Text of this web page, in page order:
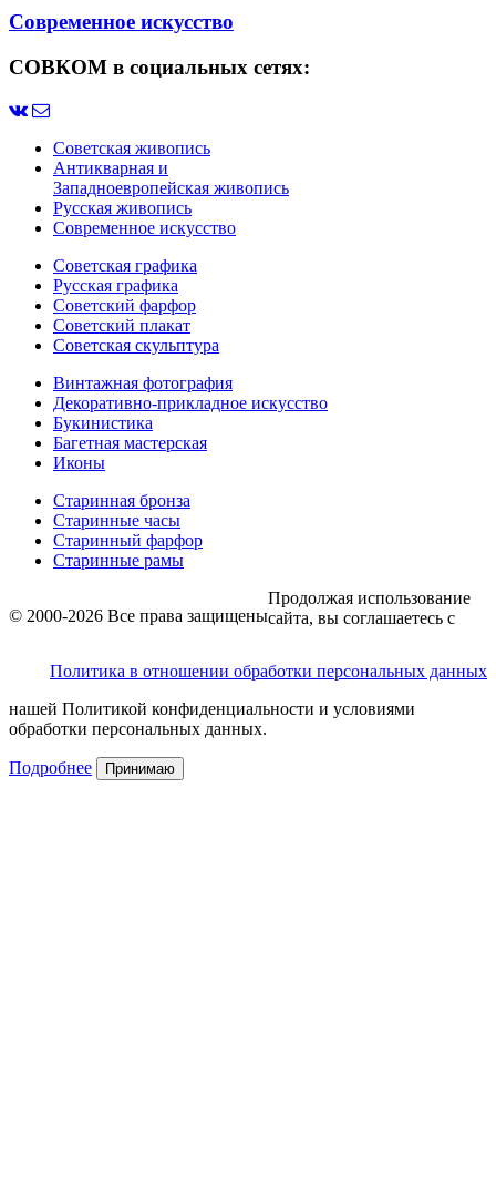
Современное искусство
СОВКОМ в социальных сетях:
Советская живопись
Антикварная и
Западноевропейская живопись
Русская живопись
Современное искусство
Советская графика
Русская графика
Советский фарфор
Советский плакат
Советская скульптура
Винтажная фотография
Декоративно-прикладное искусство
Букинистика
Багетная мастерская
Иконы
Старинная бронза
Старинные часы
Старинный фарфор
Старинные рамы
© 2000-2026 Все права защищены
Политика в отношении обработки персональных данных
Продолжая использование
сайта, вы соглашаетесь с
нашей Политикой конфиденциальности и условиями
обработки персональных данных.
Подробнее Принимаю